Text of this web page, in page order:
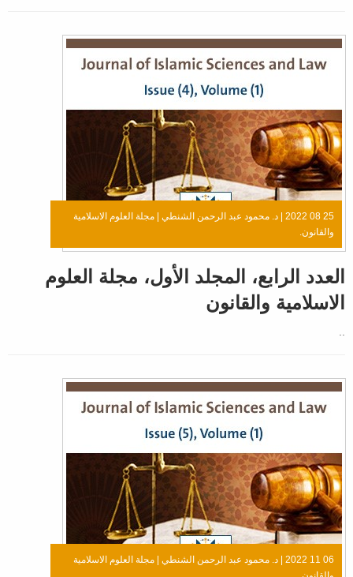
25 08 2022 | د. محمود عبد الرحمن الشنطي
مجلة العلوم الاسلامية
والقانون.
العدد الرابع، المجلد الأول، مجلة العلوم
الاسلامية والقانون
..
06 11 2022 | د. محمود عبد الرحمن الشنطي
مجلة العلوم الاسلامية